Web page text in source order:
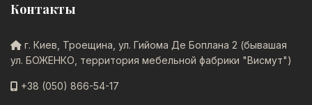
Контакты
г. Киев, Троещина, ул. Гийома Де Боплана 2 (бывашая
ул. БОЖЕНКО, территория мебельной фабрики "Висмут")
+38 (050) 866-54-17